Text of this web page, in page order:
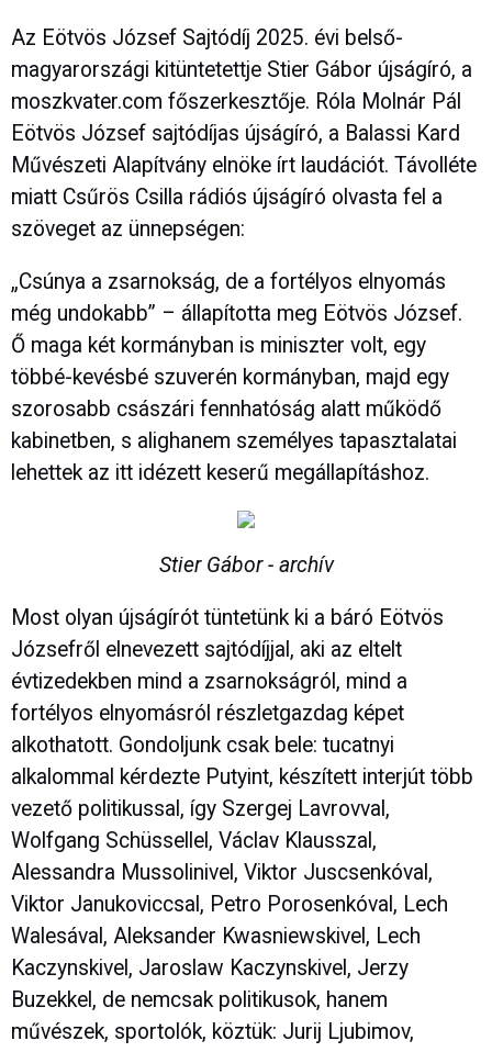
Az Eötvös József Sajtódíj 2025. évi belső-
magyarországi kitüntetettje Stier Gábor újságíró, a
moszkvater.com főszerkesztője. Róla Molnár Pál
Eötvös József sajtódíjas újságíró, a Balassi Kard
Művészeti Alapítvány elnöke írt laudációt. Távolléte
miatt Csűrös Csilla rádiós újságíró olvasta fel a
szöveget az ünnepségen:
„Csúnya a zsarnokság, de a fortélyos elnyomás
még undokabb” – állapította meg Eötvös József.
Ő maga két kormányban is miniszter volt, egy
többé-kevésbé szuverén kormányban, majd egy
szorosabb császári fennhatóság alatt működő
kabinetben, s alighanem személyes tapasztalatai
lehettek az itt idézett keserű megállapításhoz.
Stier Gábor - archív
Most olyan újságírót tüntetünk ki a báró Eötvös
Józsefről elnevezett sajtódíjjal, aki az eltelt
évtizedekben mind a zsarnokságról, mind a
fortélyos elnyomásról részletgazdag képet
alkothatott. Gondoljunk csak bele: tucatnyi
alkalommal kérdezte Putyint, készített interjút több
vezető politikussal, így Szergej Lavrovval,
Wolfgang Schüssellel, Václav Klausszal,
Alessandra Mussolinivel, Viktor Juscsenkóval,
Viktor Janukoviccsal, Petro Porosenkóval, Lech
Walesával, Aleksander Kwasniewskivel, Lech
Kaczynskivel, Jaroslaw Kaczynskivel, Jerzy
Buzekkel, de nemcsak politikusok, hanem
művészek, sportolók, köztük: Jurij Ljubimov,